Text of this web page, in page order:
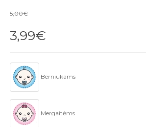
5,00€
3,99€
Berniukams
Mergaitėms